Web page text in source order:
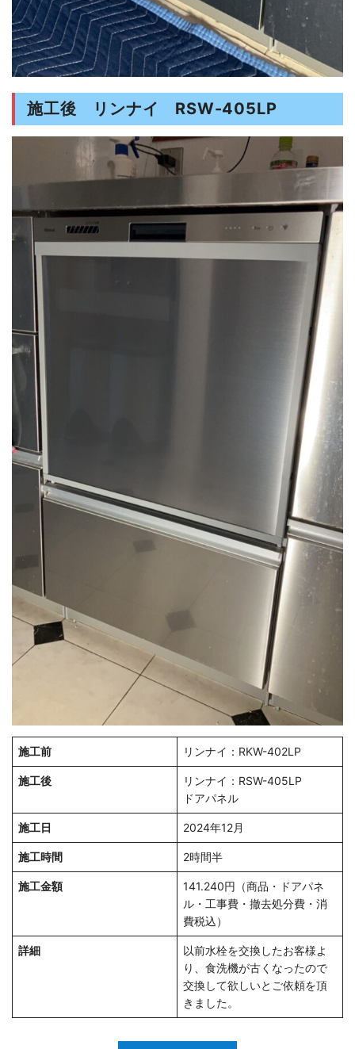
施工後 リンナイ RSW-405LP
施工前 リンナイ：RKW-402LP
施工後
リンナイ：RSW-405LP
ドアパネル
施工日 2024年12月
施工時間 2時間半
施工金額
141.240円（商品・ドアパネ
ル・工事費・撤去処分費・消
費税込）
詳細
以前水栓を交換したお客様よ
り、食洗機が古くなったので
交換して欲しいとご依頼を頂
きました。